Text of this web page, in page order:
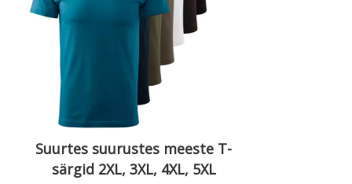
Suurtes suurustes meeste T-
särgid 2XL, 3XL, 4XL, 5XL